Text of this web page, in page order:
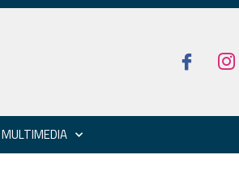
MULTIMEDIA